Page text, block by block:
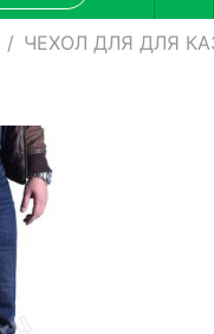
/ ЧЕХОЛ ДЛЯ ДЛЯ